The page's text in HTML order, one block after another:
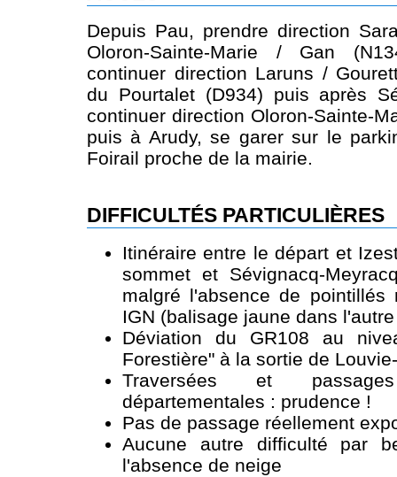
Depuis Pau, prendre direction
Oloron-Sainte-Marie / Gan
continuer direction Laruns /
du Pourtalet (D934) puis après
continuer direction Oloron-Sainte-
puis à Arudy, se garer sur le
Foirail proche de la mairie.
DIFFICULTÉS PARTICULIÈRES
Itinéraire entre le départ et
sommet et Sévignacq-
malgré l'absence de
IGN (balisage jaune dans
Déviation du GR108 au
Forestière" à la sortie de
Traversées et
départementales : prudence !
Pas de passage réellement
Aucune autre difficulté par
l'absence de neige